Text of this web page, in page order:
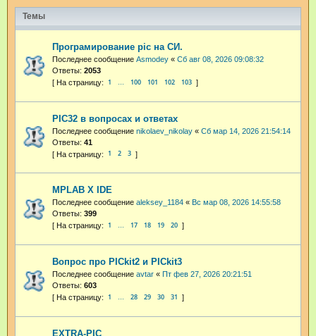
Темы
Програмирование pic на СИ.
Последнее сообщение Asmodey « Сб авг 08, 2026 09:08:32
Ответы: 2053
1 … 100 101 102 103
PIC32 в вопросах и ответах
Последнее сообщение nikolaev_nikolay « Сб мар 14, 2026 21:54:14
Ответы: 41
1 2 3
MPLAB X IDE
Последнее сообщение aleksey_1184 « Вс мар 08, 2026 14:55:58
Ответы: 399
1 … 17 18 19 20
Вопрос про PICkit2 и PICkit3
Последнее сообщение avtar « Пт фев 27, 2026 20:21:51
Ответы: 603
1 … 28 29 30 31
EXTRA-PIC